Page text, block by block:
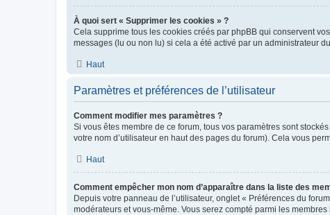
À quoi sert « Supprimer les cookies » ?
Cela supprime tous les cookies créés par phpBB qui conservent
messages (lu ou non lu) si cela a été activé par un administrateur
Haut
Paramètres et préférences de l’utilisateur
Comment modifier mes paramètres ?
Si vous êtes membre de ce forum, tous vos paramètres sont
votre nom d’utilisateur en haut des pages du forum). Cela vous
Haut
Comment empêcher mon nom d’apparaître dans la liste des
Depuis votre panneau de l’utilisateur, onglet « Préférences du
modérateurs et vous-même. Vous serez compté parmi les membres